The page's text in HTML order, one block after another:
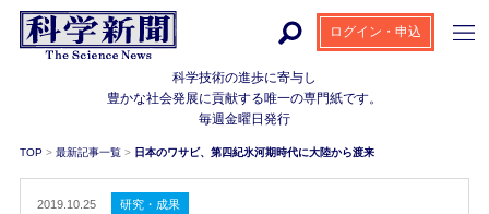
科学技術の進歩に寄与し
豊かな社会発展に貢献する唯一の専門紙です。
毎週金曜日発行
ログイン・申込
TOP > 最新記事一覧 > 日本のワサビ、第四紀氷河期時代に大陸から渡来
2019.10.25 研究・成果